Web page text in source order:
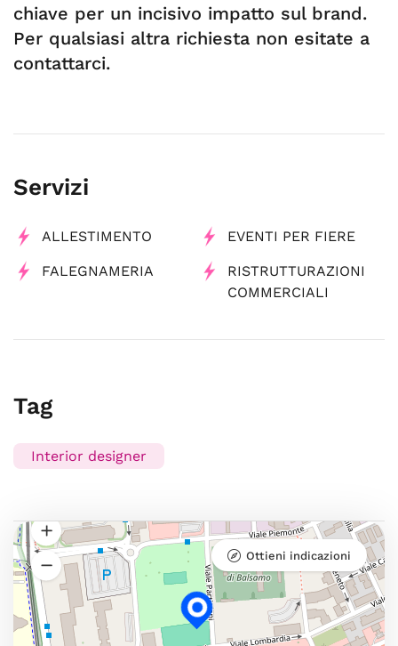
chiave per un incisivo impatto sul brand.
Per qualsiasi altra richiesta non esitate a
contattarci.
Servizi
ALLESTIMENTO EVENTI PER FIERE
FALEGNAMERIA
RISTRUTTURAZIONI
COMMERCIALI
Tag
Interior designer
Ottieni indicazioni